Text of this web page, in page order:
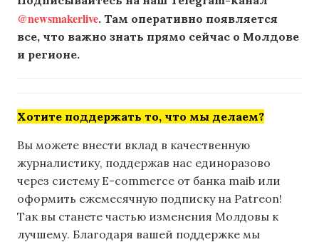
@newsmakerlive. Там оперативно появляется
все, что важно знать прямо сейчас о Молдове
и регионе.
Хотите поддержать то, что мы делаем?
Вы можете внести вклад в качественную
журналистику, поддержав нас единоразово
через систему E-commerce от банка maib или
оформить ежемесячную подписку на Patreon!
Так вы станете частью изменения Молдовы к
лучшему. Благодаря вашей поддержке мы